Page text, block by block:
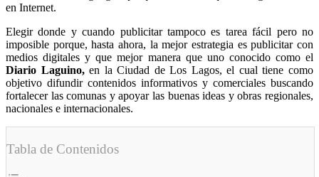
en Internet.
Elegir donde y cuando publicitar tampoco es tarea fácil pero no
imposible porque, hasta ahora, la mejor estrategia es publicitar con
medios digitales y que mejor manera que uno conocido como el
Diario Laguino,en la Ciudad de Los Lagos, el cual tiene como
objetivo difundir contenidos informativos y comerciales buscando
fortalecer las comunas y apoyar las buenas ideas y obras regionales,
nacionales e internacionales.
Tabla de Contenidos